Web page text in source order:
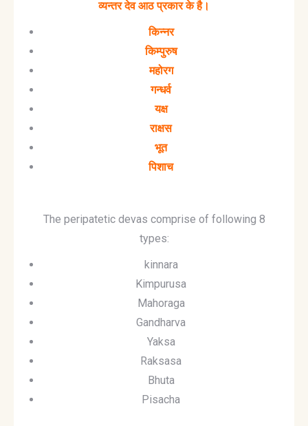
व्यन्तर देव आठ प्रकार के है।
किन्नर
किम्पुरुष
महोरग
गन्धर्व
यक्ष
राक्षस
भूत
पिशाच
The peripatetic devas comprise of following 8
types:
kinnara
Kimpurusa
Mahoraga
Gandharva
Yaksa
Raksasa
Bhuta
Pisacha